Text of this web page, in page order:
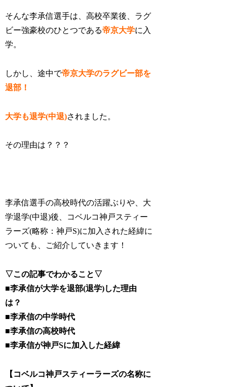
そんな李承信選手は、高校卒業後、ラグ
ビー強豪校のひとつである帝京大学に入
学。
しかし、途中で帝京大学のラグビー部を
退部！
大学も退学(中退)されました。
その理由は？？？
李承信選手の高校時代の活躍ぶりや、大
学退学(中退)後、コベルコ神戸スティー
ラーズ(略称：神戸S)に加入された経緯に
ついても、ご紹介していきます！
▽この記事でわかること▽
■李承信が大学を退部(退学)した理由
は？
■李承信の中学時代
■李承信の高校時代
■李承信が神戸Sに加入した経緯
【コベルコ神戸スティーラーズの名称に